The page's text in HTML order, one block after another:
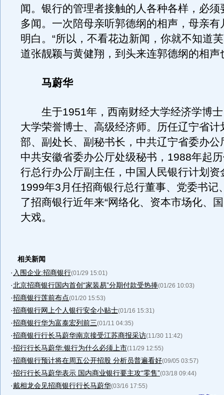
闻。银行的管理者接触的人各种各样，必须
多闻。一次陪母亲听郭德纲的相声，母亲有
明白。“所以，不看花边新闻，你就不知道
道张靓颖与黄健翔，到头来连郭德纲的相声
马蔚华
生于1951年，西南财经大学经济学博士
大学荣誉博士、高级经济师。历任辽宁省计
部、副处长、副秘书长，中共辽宁省委办公
中共安徽省委办公厅处级秘书，1988年起
行总行办公厅副主任，中国人民银行计划资
1999年3月任招商银行总行董事、党委书记
了招商银行近年来“网络化、资本市场化、
大戏。
相关新闻
· 入围企业:招商银行(01/29 15:01)
·北京招商银行国内首创“家装易”分期付款受热捧(01/26 10:03)
·招商银行莲前布点(01/20 15:53)
·招商银行网上个人银行安全小贴士(01/16 15:31)
·招商银行华为富泰宏列前三(01/11 04:35)
·招商银行行长马蔚华南京接受江苏商报采访(11/30 11:42)
·招行行长马蔚华:银行为什么必须上市(11/29 12:55)
·招商银行预计将在周五公开招股 分析员普遍看好(09/05 03:57)
·招行行长马蔚华表示 国内商业银行要主攻“零售”(03/18 09:44)
·戴相龙会见招商银行行长马蔚华(03/16 17:55)